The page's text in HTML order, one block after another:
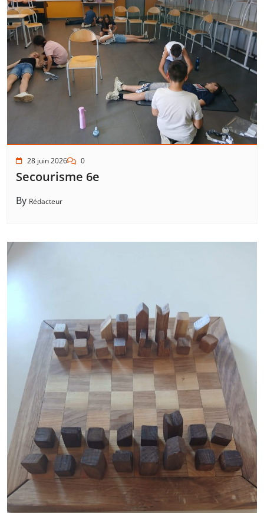
28 juin 2026 0
Secourisme 6e
By Rédacteur